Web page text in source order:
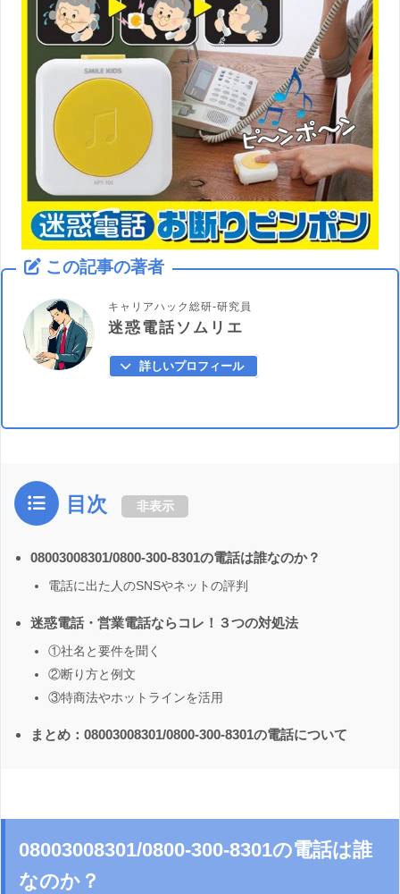
この記事の著者
キャリアハック総研-研究員
迷惑電話ソムリエ
詳しいプロフィール
目次 非表示
08003008301/0800-300-8301の電話は誰なのか？
電話に出た人のSNSやネットの評判
迷惑電話・営業電話ならコレ！３つの対処法
①社名と要件を聞く
②断り方と例文
③特商法やホットラインを活用
まとめ：08003008301/0800-300-8301の電話について
08003008301/0800-300-8301の電話は誰
なのか？